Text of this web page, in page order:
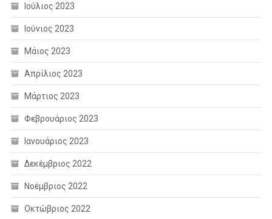
Ιούλιος 2023
Ιούνιος 2023
Μάιος 2023
Απρίλιος 2023
Μάρτιος 2023
Φεβρουάριος 2023
Ιανουάριος 2023
Δεκέμβριος 2022
Νοέμβριος 2022
Οκτώβριος 2022